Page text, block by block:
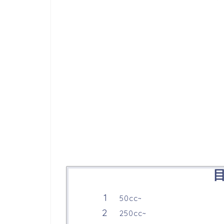
50cc~
250cc~